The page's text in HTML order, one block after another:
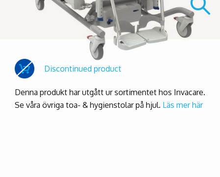
Discontinued product
Denna produkt har utgått ur sortimentet hos Invacare.
Se våra övriga toa- & hygienstolar på hjul. Läs mer här